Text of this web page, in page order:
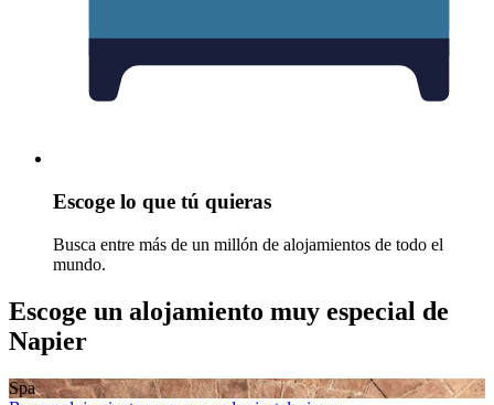
Escoge lo que tú quieras
Busca entre más de un millón de alojamientos de todo el
mundo.
Escoge un alojamiento muy especial de
Napier
Spa